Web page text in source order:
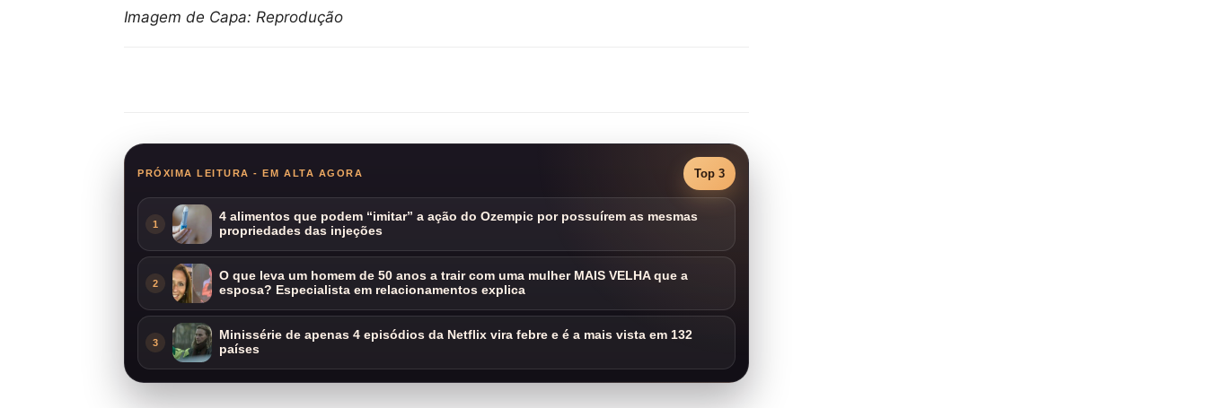
Imagem de Capa: Reprodução
PRÓXIMA LEITURA - EM ALTA AGORA Top 3
1
4 alimentos que podem “imitar” a ação do Ozempic por possuírem as mesmas
propriedades das injeções
2
O que leva um homem de 50 anos a trair com uma mulher MAIS VELHA que a
esposa? Especialista em relacionamentos explica
3
Minissérie de apenas 4 episódios da Netflix vira febre e é a mais vista em 132
países